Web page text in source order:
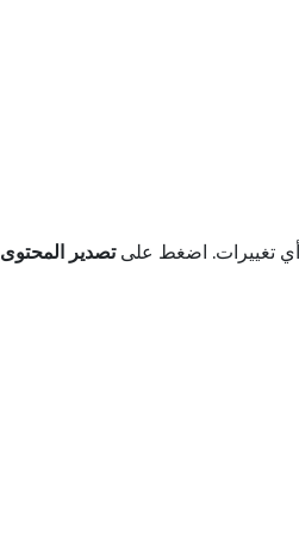
أي تغييرات. اضغط علىتصدير المحتوى